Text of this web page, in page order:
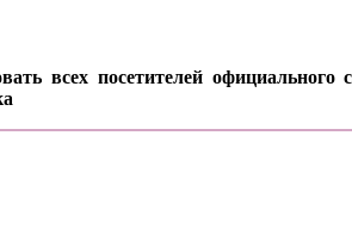
всех посетителей официального